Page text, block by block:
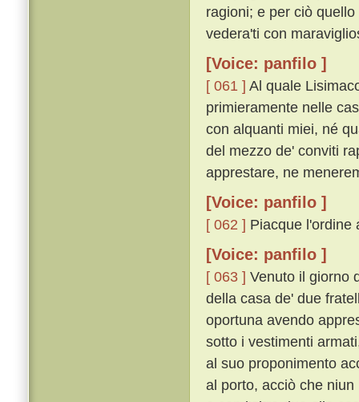
ragioni; e per ciò
vedera'ti con
[Voice: panfilo ]
[ 061 ] Al quale
primieramente nelle
con alquanti miei, né
del mezzo de' conviti
apprestare, ne
[Voice: panfilo ]
[ 062 ] Piacque l'ordine
[Voice: panfilo ]
[ 063 ] Venuto il giorno
della casa de' due
oportuna avendo
sotto i vestimenti
al suo proponimento
al porto, acciò che